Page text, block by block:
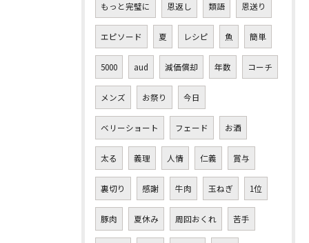
もっと完璧に 恩返し 類語 恩送り
エピソード 夏 レシピ 魚 簡単
5000 aud 減価償却 年数 コーチ
メンズ お祭り 今日
ベリーショート フェード お酒
太る 義理 人情 仁義 賞与
裏切り 感謝 牛肉 玉ねぎ 1位
豚肉 夏休み 周回おくれ 苦手